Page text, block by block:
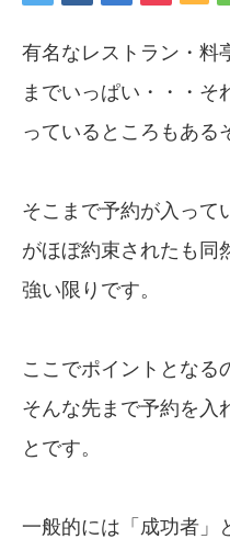
有名なレストラン・料
までいっぱい・・・そ
っているところもある
そこまで予約が入って
がほぼ約束されたも同
強い限りです。
ここでポイントとなる
そんな先まで予約を入
とです。
一般的には「成功者」